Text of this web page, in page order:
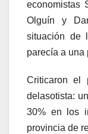
economistas
Olguín y
situación de
parecía a una
Criticaron el
delasotista:
30% en los
provincia de